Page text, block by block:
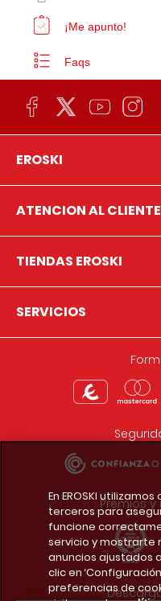
¡Me apunto!
Faqs
EROSKI
ATENCION AL CLIENTE
TIENDAS EROSKI
SERVICIOS
Premios
En EROSKI
terceros para
funcione
servicio y mostrarte
anuncios ajustados
clic en
preferencias de